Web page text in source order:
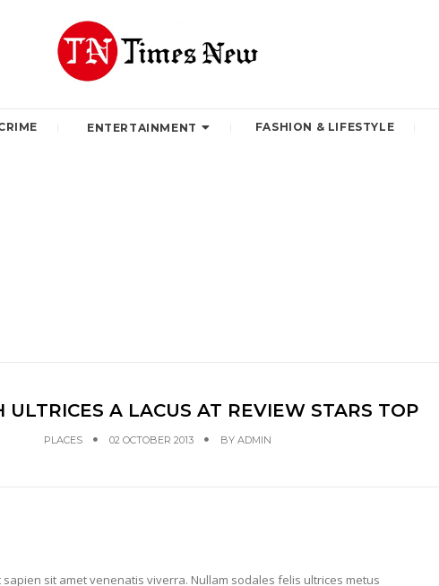
ENTERTAINMENT FASHION & LIFESTYLE
ULTRICES A LACUS AT REVIEW STARS TOP
PLACES 02 OCTOBER 2013 BY ADMIN
sit amet venenatis viverra. Nullam sodales felis ultrices metus